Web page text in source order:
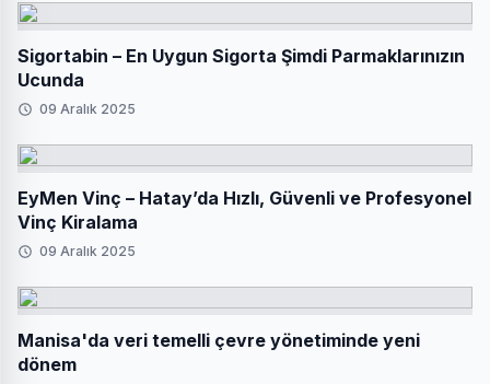
Sigortabin – En Uygun Sigorta Şimdi Parmaklarınızın
Ucunda
09 Aralık 2025
EyMen Vinç – Hatay’da Hızlı, Güvenli ve Profesyonel
Vinç Kiralama
09 Aralık 2025
Manisa'da veri temelli çevre yönetiminde yeni
dönem